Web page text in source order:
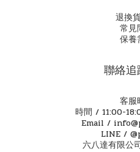
退換
常見
保養
聯絡
客服
時間 / 11:00-
Email /
LINE /
六八達有限公